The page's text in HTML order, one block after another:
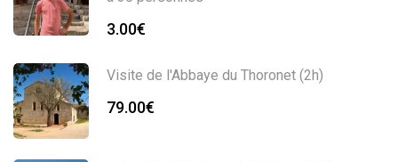
3.00€
Visite de l'Abbaye du Thoronet (2h)
79.00€